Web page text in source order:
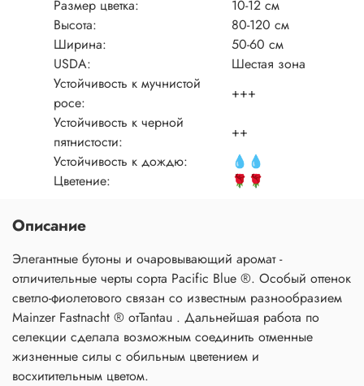
Размер цветка:
10-12 см
Высота:
80-120 см
Ширина:
50-60 см
USDA:
Шестая зона
Устойчивость к мучнистой
росе:
+++
Устойчивость к черной
пятнистости:
++
Устойчивость к дождю:
💧 💧
Цветение:
🌹 🌹
Описание
Элегантные бутоны и очаровывающий аромат -
отличительные черты сорта Pacific Blue ®. Особый оттенок
светло-фиолетового связан со известным разнообразием
Mainzer Fastnacht ® отTantau . Дальнейшая работа по
селекции сделала возможным соединить отменные
жизненные силы с обильным цветением и
восхитительным цветом.